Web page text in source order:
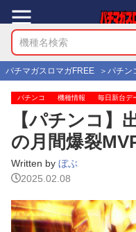
パチマガスロマガFREE パチン
パチンコ 機種情報 毎日新台デ
【パチンコ】
の月間爆裂
Written by ぼぶ
2025.02.08